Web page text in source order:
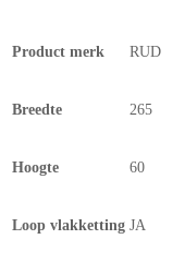
Product merk RUD
Breedte 265
Hoogte 60
Loop vlakketting JA